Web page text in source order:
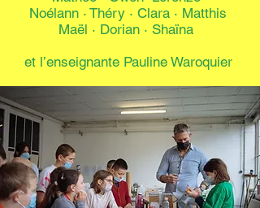
Noélann · Théry · Clara · Matthis
Maël · Dorian · Shaïna
et l’enseignante Pauline Waroquier